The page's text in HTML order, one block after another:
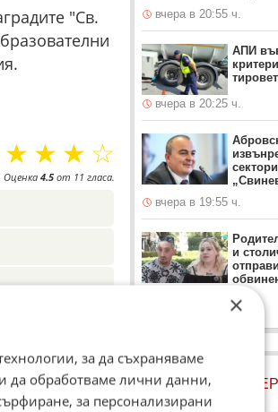
"Св.
☆
☆
☆
☆
Оценка 4.5от 11 гласа.
вчера в 20:55 ч.
АПИ
вчера в 20:25 ч.
вчера в 19:55 ч.
и
вчера в 19:25 ч.
ЛОВЦИ НА
×
за да съхраняваме
да обработваме лични данни,
за персонализирани